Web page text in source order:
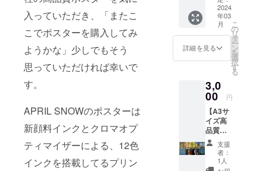
入っていただき、「またこ
こでポスターを購入してみ
ようかな」少しでもそう
思っていただければ幸いで
す。
APRIL SNOWのポスターは
新顔料インクとクロマオプ
ティマイザーによる、12色
インクを搭載してるプリン
洋画・
リトグ
ラフ ②
浮世
絵・新
択いた
だき、
備考欄
に記載
下さ
がない
場合は
当店の
オスス
メ商品
を選び
送らせ
ていた
だきま
ター 数
量...1枚
商品サ
イズ...
297×42
0mm ※
ご希望
をオプ
ション
から選
択して
くださ
い ①〜
④ハワ
イの風
景(撮影
2024
年03
月
詳細を見る
こ
の
リ
タ
ー
ン
を
選
択
す
る
3,0
00 円
【A3サ
イズ高
品質ポ
ス
ター】
商品名...
A3サイ
支援
者：
1人